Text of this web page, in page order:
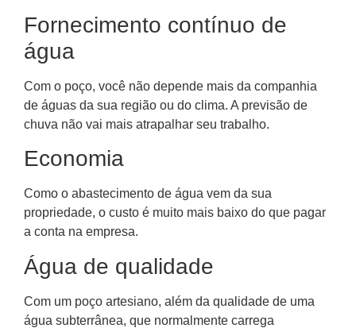
Fornecimento contínuo de
água
Com o poço, você não depende mais da companhia
de águas da sua região ou do clima. A previsão de
chuva não vai mais atrapalhar seu trabalho.
Economia
Como o abastecimento de água vem da sua
propriedade, o custo é muito mais baixo do que pagar
a conta na empresa.
Água de qualidade
Com um poço artesiano, além da qualidade de uma
água subterrânea, que normalmente carrega